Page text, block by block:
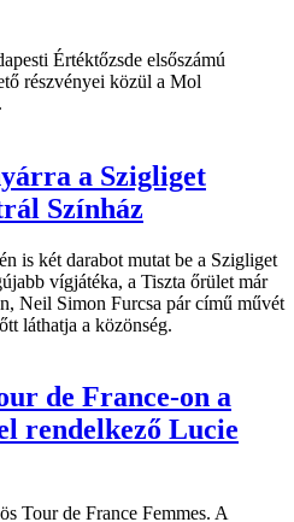
Értéktőzsde elsőszámú
részvényei közül a Mol
a Szigliget
Színház
is két darabot mutat be a Szigliget
vígjátéka, a Tiszta őrület már
Neil Simon Furcsa pár című művét
láthatja a közönség.
de France-on a
rendelkező Lucie
Tour de France Femmes. A